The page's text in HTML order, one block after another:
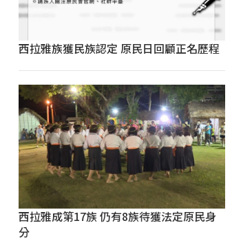
西拉雅族獲民族認定 原民日回顧正名歷程
西拉雅成第17族 仍有8族待獲法定原民身
分